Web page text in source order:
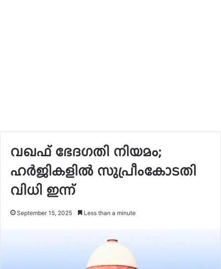
വഖഫ് ഭേദഗതി നിയമം;
ഹർജികളിൽ സുപ്രീംകോടതി
വിധി ഇന്ന്
September 15, 2025 Less than a minute